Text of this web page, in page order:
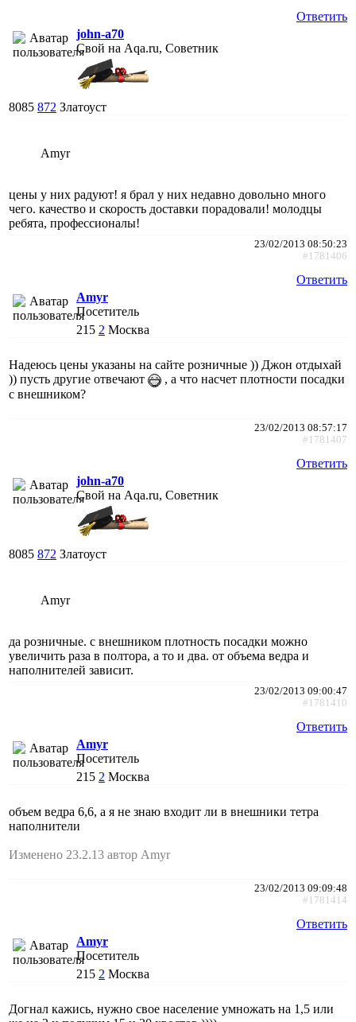
Ответить
john-a70
Свой на Aqa.ru, Советник
8085 872 Златоуст
Amyr
цены у них радуют! я брал у них недавно довольно много
чего. качество и скорость доставки порадовали! молодцы
ребята, профессионалы!
23/02/2013 08:50:23
#1781406
Ответить
Amyr
Посетитель
215 2 Москва
Надеюсь цены указаны на сайте розничные )) Джон отдыхай
)) пусть другие отвечают
, а что насчет плотности посадки
с внешником?
23/02/2013 08:57:17
#1781407
Ответить
john-a70
Свой на Aqa.ru, Советник
8085 872 Златоуст
Amyr
да розничные. с внешником плотность посадки можно
увеличить раза в полтора, а то и два. от объема ведра и
наполнителей зависит.
23/02/2013 09:00:47
#1781410
Ответить
Amyr
Посетитель
215 2 Москва
объем ведра 6,6, а я не знаю входит ли в внешники тетра
наполнители
Изменено 23.2.13 автор Amyr
23/02/2013 09:09:48
#1781414
Ответить
Amyr
Посетитель
215 2 Москва
Догнал кажись, нужно свое население умножать на 1,5 или